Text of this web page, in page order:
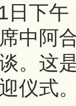
日下午
中阿
。这
仪式。